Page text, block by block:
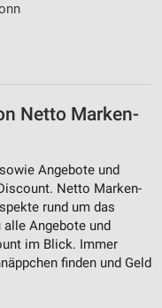
Netto Marken-
Angebote und
Netto Marken-
rund um das
Angebote und
im Blick. Immer
finden und Geld